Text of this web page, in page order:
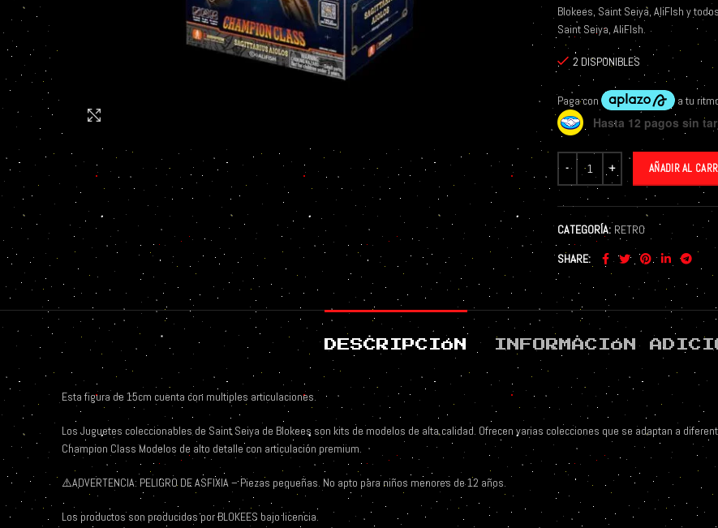
Blokees, Saint Seiya, AliFIsh y
Saint Seiya, AliFIsh.
2 DISPONIBLES
Hasta 12 pagos sin
AÑADIR AL
CATEGORÍA: RETRO
SHARE
DESCRIPCIÓN INFORMACIÓN
Esta figura de 15cm cuenta con multiples articulaciones.
Los Juguetes coleccionables de Saint Seiya de Blokees son kits de modelos de alta calidad. Ofrecen varias colecciones que se adaptan a
Champion Class Modelos de alto detalle con articulación premium.
⚠️ADVERTENCIA: PELIGRO DE ASFIXIA – Piezas pequeñas. No apto para niños menores de 12 años.
Los productos son producidos por BLOKEES bajo licencia.